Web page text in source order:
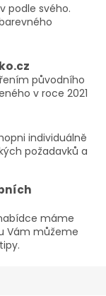
podle svého.
původního
v roce 2021
individuálně
požadavků a
máme
Vám můžeme